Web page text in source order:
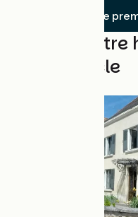
Soyez le
Trouvez
cette boucle